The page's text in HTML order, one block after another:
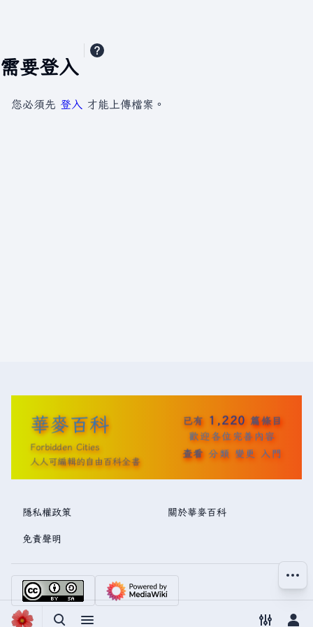
需要登入
您必須先 登入 才能上傳檔案。
華麥百科
Forbidden Cities
人人可編輯的自由百科全書
已有 1,220 篇條目
歡迎各位完善內容
查看 分類 變更 入門
隱私權政策 關於華麥百科
免責聲明